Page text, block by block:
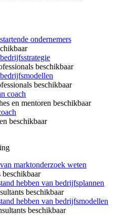
ondernemers
beschikbaar
beschikbaar
coach
en mentoren beschikbaar
beschikbaar
marktonderzoek weten
beschikbaar
hebben van bedrijfsplannen
beschikbaar
hebben van bedrijfsmodellen
beschikbaar